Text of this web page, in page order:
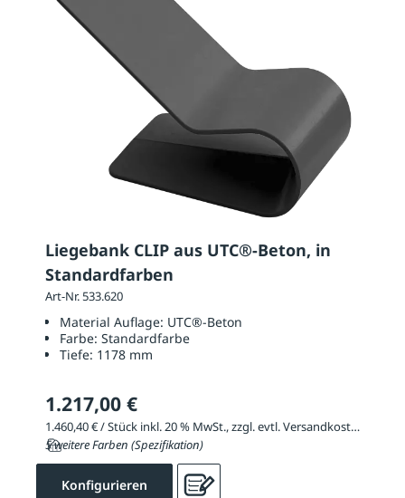
Liegebank CLIP aus UTC®-Beton, in
Standardfarben
Art-Nr. 533.620
Material Auflage: UTC®-Beton
Farbe: Standardfarbe
Tiefe: 1178 mm
1.217,00 €
1.460,40 € / Stück inkl. 20 % MwSt., zzgl. evtl. Versandkosten
5 weitere Farben (Spezifikation)
Konfigurieren